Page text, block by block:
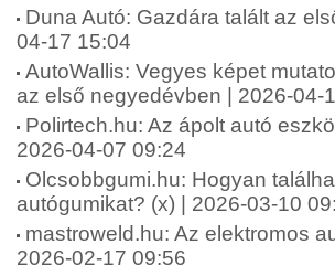
Duna Autó: Gazdára talált az
04-17 15:04
AutoWallis: Vegyes képet
az első negyedévben | 2026-04-
Polirtech.hu: Az ápolt autó
2026-04-07 09:24
Olcsobbgumi.hu: Hogyan
autógumikat? (x) | 2026-03-10
mastroweld.hu: Az elektromos
2026-02-17 09:56